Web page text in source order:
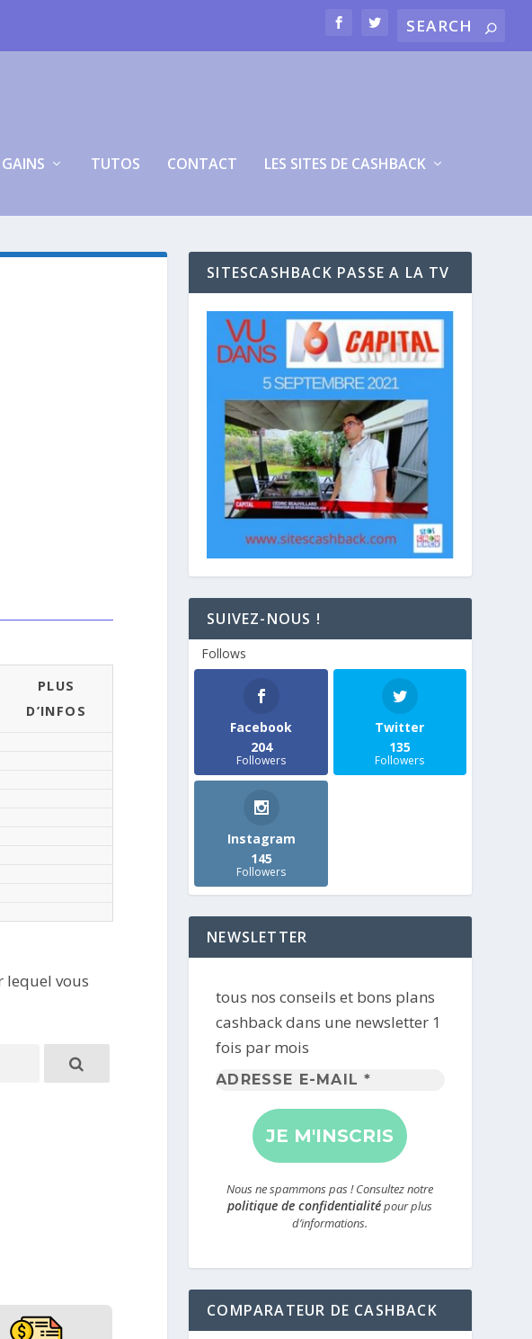
TUTOS CONTACT LES SITES DE CASHBACK
PLUS
D’INFOS
lequel vous
SITESCASHBACK PASSE A LA TV
SUIVEZ-NOUS !
Follows
Facebook
204
Followers
Twitter
135
Followers
Instagram
145
Followers
NEWSLETTER
tous nos conseils et bons plans
cashback dans une newsletter 1
fois par mois
Adresse
mail
*
Nous ne spammons pas ! Consultez notre
politique de confidentialitépour plus
d’informations.
COMPARATEUR DE CASHBACK